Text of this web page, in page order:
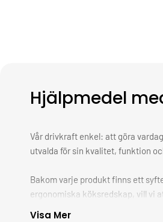
Hjälpmedel
Vår drivkraft enkel: att göra
utvalda för sin kvalitet, funktion
Bakom varje produkt finns ett
ergonomiska köksredskap, vill vi
alltid med hjärtat först.
Visa Mer